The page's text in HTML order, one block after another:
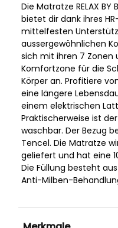
Die Matratze RELAX BY
bietet dir dank ihres
mittelfesten
aussergewöhnlichen
sich mit ihren 7 Zonen
Komfortzone für die
Körper an. Profitiere
eine längere
einem elektrischen
Praktischerweise ist
waschbar. Der Bezug
Tencel. Die Matratze
geliefert und hat eine
Die Füllung besteht
Anti-Milben-